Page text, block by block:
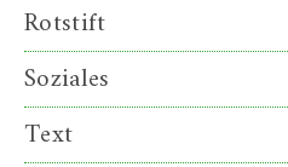
Rotstift
Soziales
Text